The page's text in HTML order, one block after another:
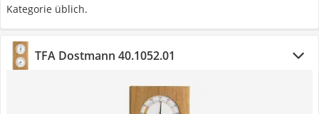
Kategorie üblich.
TFA Dostmann 40.1052.01